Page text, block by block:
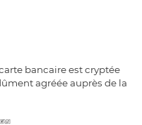
bancaire est cryptée
agréée auprès de la